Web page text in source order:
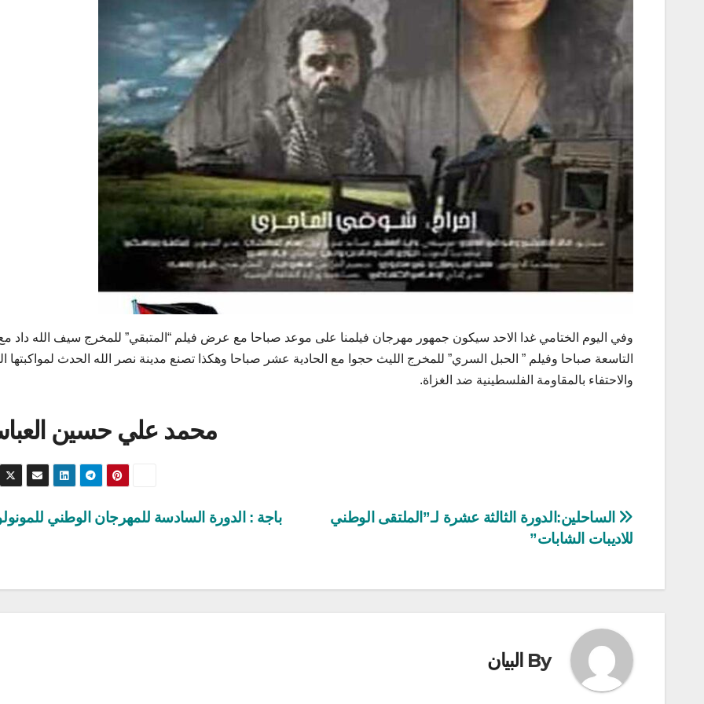
وفي اليوم الختامي غدا الاحد سيكون جمهور مهرجان فيلمنا على موعد صباحا مع عرض فيلم “المتبقي” للمخرج سيف الله داد
التاسعة صباحا وفيلم ” الحبل السري” للمخرج الليث حجوا مع الحادية عشر صباحا وهكذا تصنع مدينة نصر الله الحدث لمواكبتها
والاحتفاء بالمقاومة الفلسطينية ضد الغزاة.
محمد علي حسين
تصفّح
المقالات
باجة : الدورة السادسة للمهرجان الوطني
الساحلين:الدورة الثالثة عشرة لـ”الملتقى الوطني
للاديبات الشابات”
By البيان